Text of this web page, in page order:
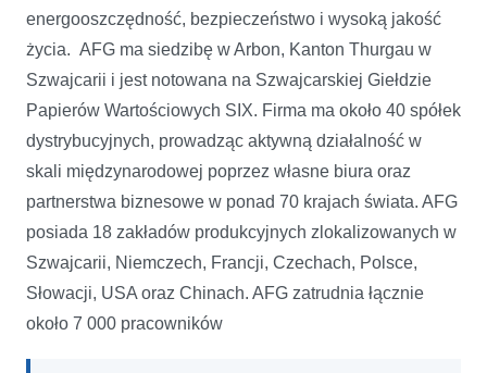
energooszczędność, bezpieczeństwo i wysoką jakość
życia. AFG ma siedzibę w Arbon, Kanton Thurgau w
Szwajcarii i jest notowana na Szwajcarskiej Giełdzie
Papierów Wartościowych SIX. Firma ma około 40 spółek
dystrybucyjnych, prowadząc aktywną działalność w
skali międzynarodowej poprzez własne biura oraz
partnerstwa biznesowe w ponad 70 krajach świata. AFG
posiada 18 zakładów produkcyjnych zlokalizowanych w
Szwajcarii, Niemczech, Francji, Czechach, Polsce,
Słowacji, USA oraz Chinach. AFG zatrudnia łącznie
około 7 000 pracowników